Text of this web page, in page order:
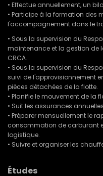
• Effectue annuellement, un
• Participe à la formation des
l'accompagnement dans le
• Sous la supervision du
maintenance et la gestion de
CRCA.
• Sous la supervision du
suivi de l'approvisionnement
pièces détachées de la flotte.
• Planifie le mouvement de la
• Suit les assurances
• Préparer mensuellement le
consommation de carburant
logistique.
• Suivre et organiser les
Études